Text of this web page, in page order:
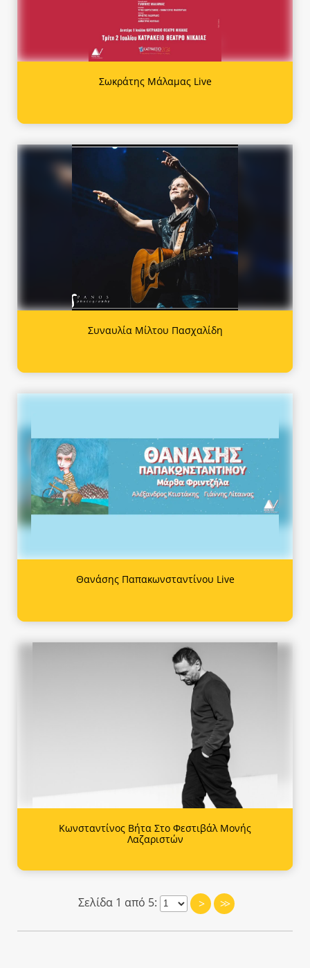
Σωκράτης Μάλαμας Live
Συναυλία Μίλτου Πασχαλίδη
Θανάσης Παπακωνσταντίνου Live
Κωνσταντίνος Βήτα Στο Φεστιβάλ Μονής
Λαζαριστών
Σελίδα 1 από 5: > >>